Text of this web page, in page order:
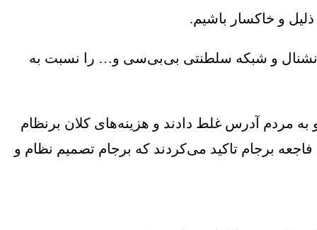
و خاکسار باشیم.
و شبکه سلطنتی بی‌بی‌سی‌ و… را نسبت به
مردم آدرس غلط دادند و هزینه‌های کلان برنظام
برجام تاکید می‌کردند که برجام تصمیم نظام و